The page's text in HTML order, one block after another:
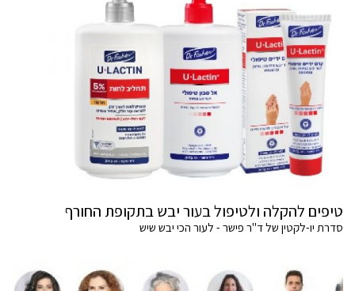
טיפים להקלה ולטיפול בעור יבש בתקופת החורף
סדרת יו-לקטין של ד"ר פישר - לעור הכי יבש שיש